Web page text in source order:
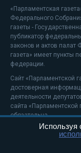
«Парламентская
Федерального
газеты -
публикатор
законов и актов палат
газета» имеет пункты
федерации.
Сайт «Парламентской
достоверная
деятельности
сайта «Парламентской
обязательна.
На информационном
Положение о защите
Используя